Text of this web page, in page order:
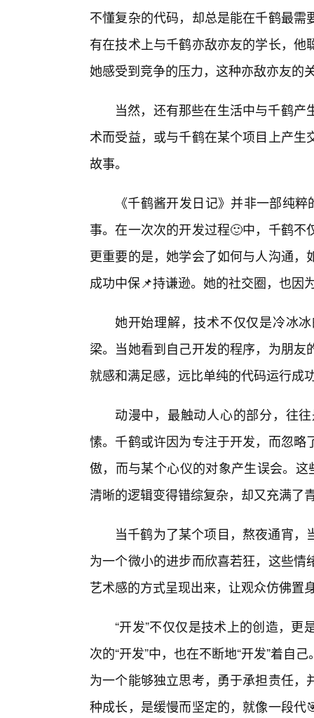
不懂复杂的代码，却总是能在千鹤最
有在技术上与千鹤亦敌亦友的学长，
她感受到竞争的压力，这种亦敌亦友的
当然，还有那些在生活中与千鹤
术而受益，或与千鹤在某个项目上产
故事。
《千鹤酱开发日记》并非一部纯
事。在一次次的开发过程🙂中，千鹤
更重要的是，她学会了如何与人沟通
成功中保📌持谦逊。她的社交圈，也因
她开始理解，技术不仅仅是冷冰
梁。当她看到自己开发的程序，为朋
就感和满足感，远比单纯的代码运行成
动漫中，最触动人心的部分，往
愫。千鹤或许因为专注于开发，而忽
傲，而与某个心仪的对象产生误会。
清晰的逻辑变得错综复杂，却又充满了
当千鹤为了某个项目，熬夜通宵
为一个微小的进步而欣喜若狂，这些
艺术感的方式呈现出来，让观众仿佛置
“开发”不仅仅是技术上的创造，
次的“开发”中，也在不断地“开发”着自
为一个能够独立思考，勇于承担责任
种成长，是缓慢而坚定的，就像一段